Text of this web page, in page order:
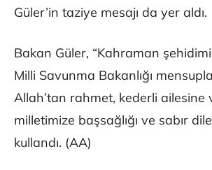
Güler’in taziye mesajı da yer aldı.
Bakan Güler, “Kahraman
Milli Savunma Bakanlığı
Allah’tan rahmet, kederli ailesine
milletimize başsağlığı ve sabır
kullandı. (AA)